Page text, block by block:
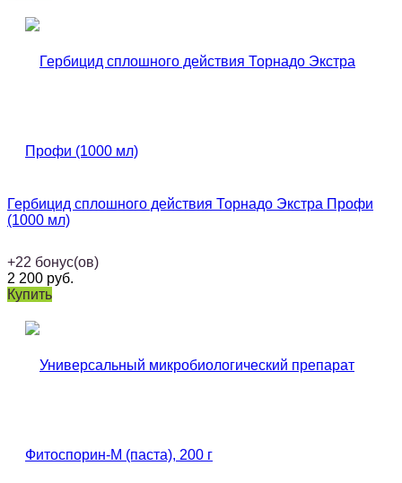
Гербицид сплошного действия Торнадо Экстра Профи
(1000 мл)
+22 бонус(ов)
2 200 руб.
Купить